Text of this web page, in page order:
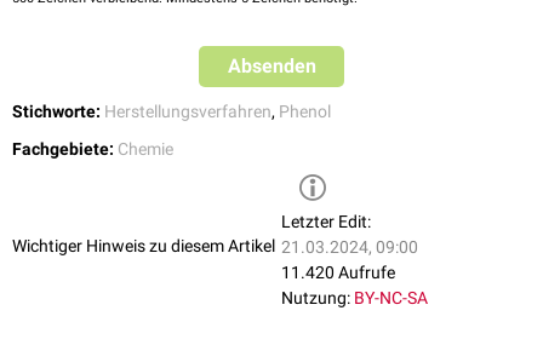
Erzeugung des Cumol-Radikals (Initiation)
radikalisch an, wodurch ein Cumol-
Absenden
Stichworte: Herstellungsverfahren, Phenol
Fachgebiete: Chemie
Wichtiger Hinweis zu diesem Artikel
Letzter Edit:
21.03.2024, 09:00
11.420 Aufrufe
Nutzung: BY-NC-SA